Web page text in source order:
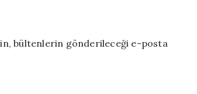
bültenlerin gönderileceği e-posta